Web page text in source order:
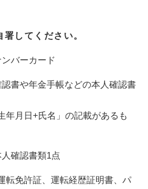
してください。
バーカード
書や年金手帳などの本人確認書
月日+氏名」の記載があるも
確認書類1点
免許証、運転経歴証明書、パ